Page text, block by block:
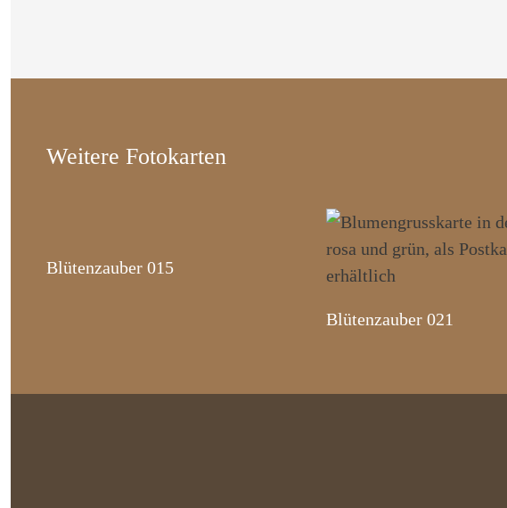
Weitere Fotokarten
Blütenzauber 015
Blütenzauber 021